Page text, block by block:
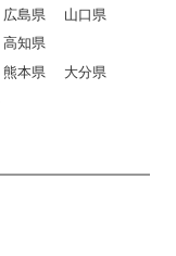
広島県 山口県
高知県
熊本県
大分県